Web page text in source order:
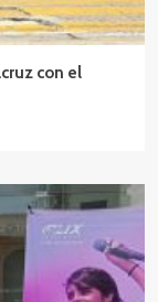
con el